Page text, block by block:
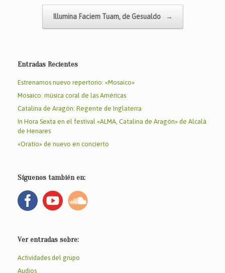
o
o
p
p
tir
Illumina Faciem Tuam, de Gesualdo →
Entradas Recientes
Estrenamos nuevo repertorio: «Mosaico»
Mosaico: música coral de las Américas
Catalina de Aragón: Regente de Inglaterra
In Hora Sexta en el festival «ALMA, Catalina de Aragón» de Alcalá
de Henares
«Oratio» de nuevo en concierto
Síguenos también en:
Ver entradas sobre:
Actividades del grupo
Audios